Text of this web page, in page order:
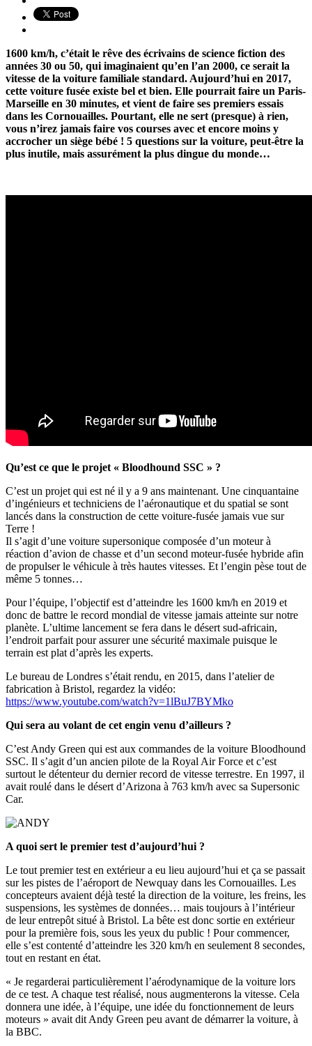
1600 km/h, c’était le rêve des écrivains de science fiction des
années 30 ou 50, qui imaginaient qu’en l’an 2000, ce serait la
vitesse de la voiture familiale standard. Aujourd’hui en 2017,
cette voiture fusée existe bel et bien. Elle pourrait faire un Paris-
Marseille en 30 minutes, et vient de faire ses premiers essais
dans les Cornouailles. Pourtant, elle ne sert (presque) à rien,
vous n’irez jamais faire vos courses avec et encore moins y
accrocher un siège bébé ! 5 questions sur la voiture, peut-être la
plus inutile, mais assurément la plus dingue du monde…
Qu’est ce que le projet « Bloodhound SSC » ?
C’est un projet qui est né il y a 9 ans maintenant. Une cinquantaine
d’ingénieurs et techniciens de l’aéronautique et du spatial se sont
lancés dans la construction de cette voiture-fusée jamais vue sur
Terre !
Il s’agit d’une voiture supersonique composée d’un moteur à
réaction d’avion de chasse et d’un second moteur-fusée hybride afin
de propulser le véhicule à très hautes vitesses. Et l’engin pèse tout de
même 5 tonnes…
Pour l’équipe, l’objectif est d’atteindre les 1600 km/h en 2019 et
donc de battre le record mondial de vitesse jamais atteinte sur notre
planète. L’ultime lancement se fera dans le désert sud-africain,
l’endroit parfait pour assurer une sécurité maximale puisque le
terrain est plat d’après les experts.
Le bureau de Londres s’était rendu, en 2015, dans l’atelier de
fabrication à Bristol, regardez la vidéo:
https://www.youtube.com/watch?v=1lBuJ7BYMko
Qui sera au volant de cet engin venu d’ailleurs ?
C’est Andy Green qui est aux commandes de la voiture Bloodhound
SSC. Il s’agit d’un ancien pilote de la Royal Air Force et c’est
surtout le détenteur du dernier record de vitesse terrestre. En 1997, il
avait roulé dans le désert d’Arizona à 763 km/h avec sa Supersonic
Car.
A quoi sert le premier test d’aujourd’hui ?
Le tout premier test en extérieur a eu lieu aujourd’hui et ça se passait
sur les pistes de l’aéroport de Newquay dans les Cornouailles. Les
concepteurs avaient déjà testé la direction de la voiture, les freins, les
suspensions, les systèmes de données… mais toujours à l’intérieur
de leur entrepôt situé à Bristol. La bête est donc sortie en extérieur
pour la première fois, sous les yeux du public ! Pour commencer,
elle s’est contenté d’atteindre les 320 km/h en seulement 8 secondes,
tout en restant en état.
« Je regarderai particulièrement l’aérodynamique de la voiture lors
de ce test. A chaque test réalisé, nous augmenterons la vitesse. Cela
donnera une idée, à l’équipe, une idée du fonctionnement de leurs
moteurs » avait dit Andy Green peu avant de démarrer la voiture, à
la BBC.